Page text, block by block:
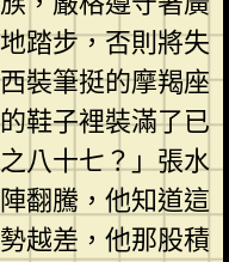
踏步，否則將失
裝筆挺的摩羯座
鞋子裡裝滿了已
八十七？」張水
翻騰，他知道這
越差，他那股積